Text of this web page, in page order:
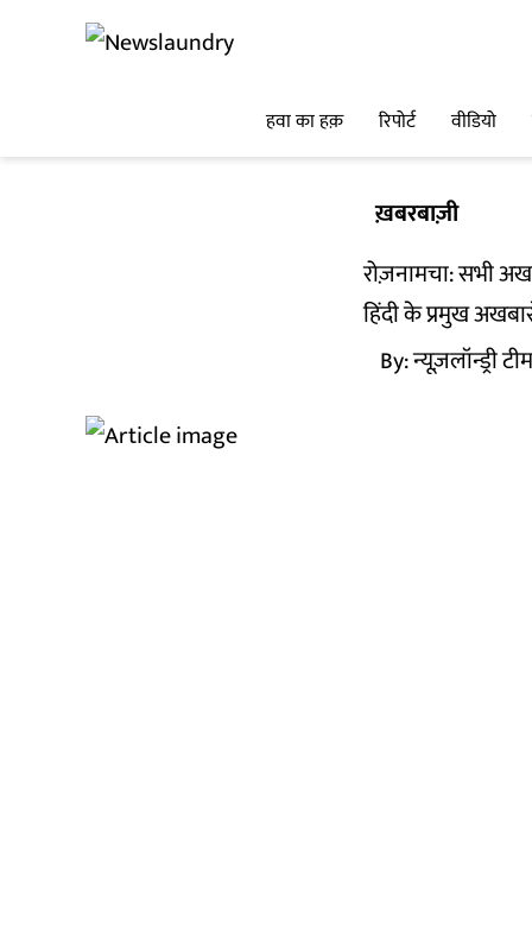
हवा का हक़ रिपोर्ट वीडियो
ख़बरबाज़ी
रोज़नामचा: सभी
हिंदी के प्रमुख
By:न्यूज़लॉन्ड्री टीम